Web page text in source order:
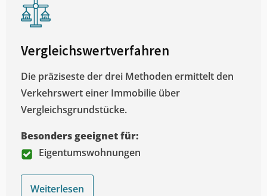
Vergleichswertverfahren
Die präziseste der drei Methoden ermittelt den
Verkehrswert einer Immobilie über
Vergleichsgrundstücke.
Besonders geeignet für:
Eigentumswohnungen
Weiterlesen